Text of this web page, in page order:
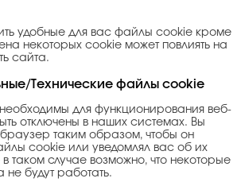
удобные для вас файлы cookie кроме
некоторых cookie может повлиять на
сайта.
Технические файлы cookie
для функционирования веб-
отключены в наших системах. Вы
таким образом, чтобы он
cookie или уведомлял вас об их
таком случае возможно, что некоторые
будут работать.